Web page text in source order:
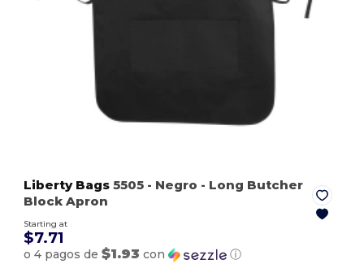
Liberty Bags 5505 - Negro - Long Butcher
Block Apron
Starting at
$7.71
o 4 pagos de$1.93 con ⓘ